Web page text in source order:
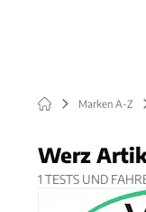
Marken A-Z
Werz
1 TESTS UND